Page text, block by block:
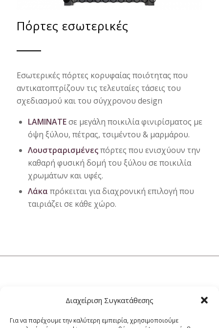
Διαχείριση Συγκατάθεσης
Για να παρέχουμε την καλύτερη εμπειρία, χρησιμοποιούμε
1 2 3 4 5 6
Πόρτες εσωτερικές
Εσωτερικές πόρτες κορυφαίας ποιότητας που
αντικατοπτρίζουν τις τελευταίες τάσεις του
σχεδιασμού και του σύγχρονου design
LAMINATEσε μεγάλη ποικιλία φινιρίσματος με
όψη ξύλου, πέτρας, τσιμέντου & μαρμάρου.
Λουστραρισμένεςπόρτες που ενισχύουν την
καθαρή φυσική δομή του ξύλου σε ποικιλία
χρωμάτων και υφές.
Λάκα πρόκειται για διαχρονική επιλογή που
ταιριάζει σε κάθε χώρο.